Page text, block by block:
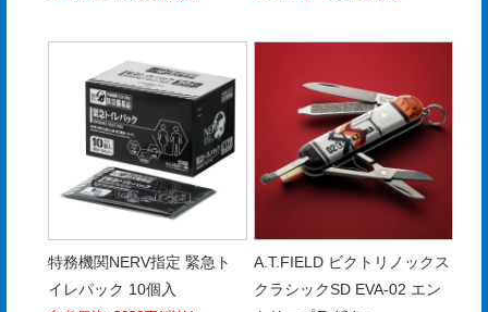
子
カ
タ
ロ
グ
採
特務機関NERV指定 緊急ト
イレパック 10個入
A.T.FIELD ビクトリノックス
クラシックSD EVA-02 エン